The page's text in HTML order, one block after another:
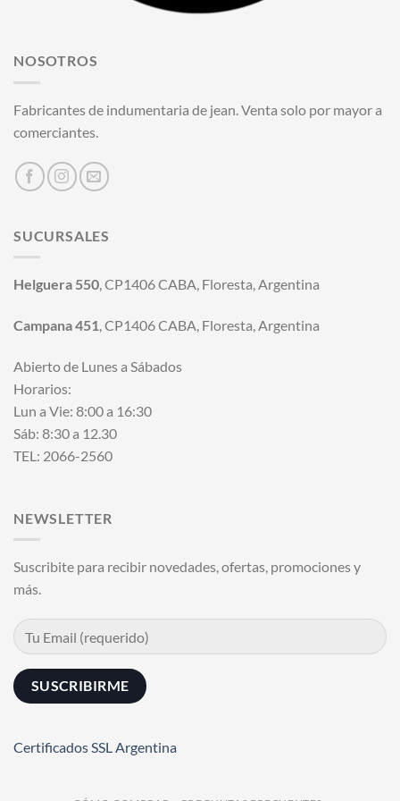
NOSOTROS
Fabricantes de indumentaria de jean. Venta solo por mayor a
comerciantes.
SUCURSALES
Helguera 550, CP1406 CABA, Floresta, Argentina
Campana 451, CP1406 CABA, Floresta, Argentina
Abierto de Lunes a Sábados
Horarios:
Lun a Vie: 8:00 a 16:30
Sáb: 8:30 a 12.30
TEL: 2066-2560
NEWSLETTER
Suscribite para recibir novedades, ofertas, promociones y
más.
Certificados SSL Argentina